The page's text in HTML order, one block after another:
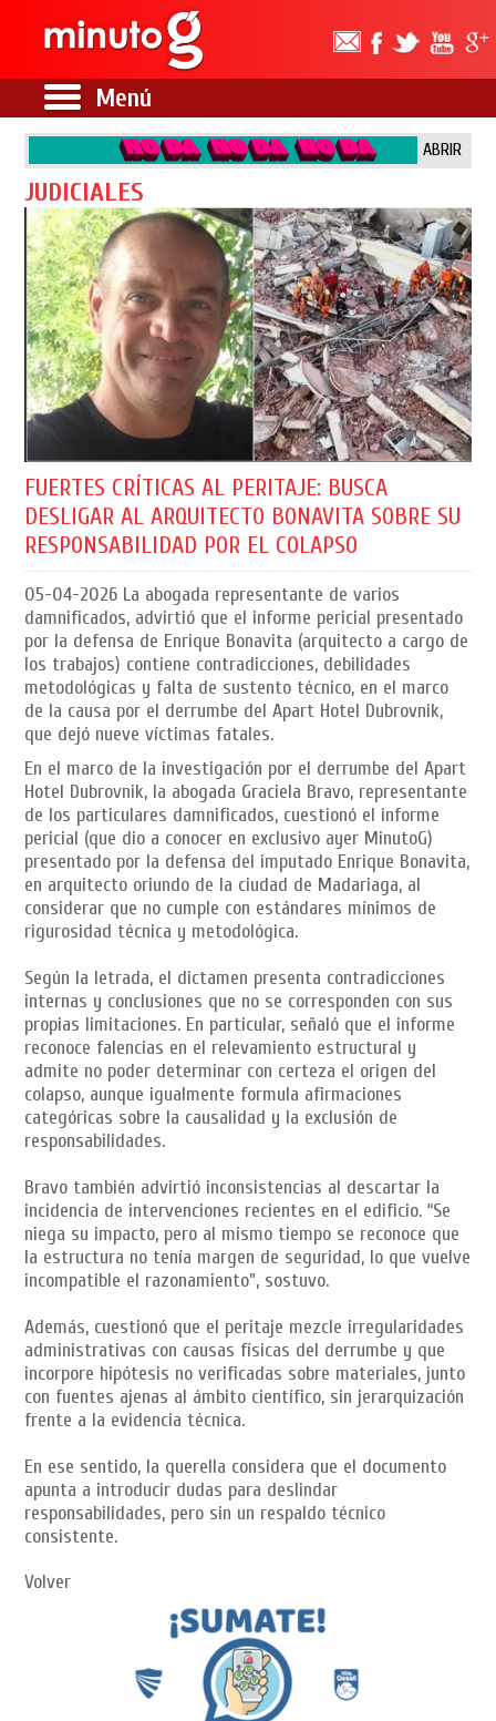
Menú
ABRIR
JUDICIALES
FUERTES CRÍTICAS AL PERITAJE: BUSCA
DESLIGAR AL ARQUITECTO BONAVITA SOBRE SU
RESPONSABILIDAD POR EL COLAPSO
05-04-2026 La abogada representante de varios
damnificados, advirtió que el informe pericial presentado
por la defensa de Enrique Bonavita (arquitecto a cargo de
los trabajos) contiene contradicciones, debilidades
metodológicas y falta de sustento técnico, en el marco
de la causa por el derrumbe del Apart Hotel Dubrovnik,
que dejó nueve víctimas fatales.
En el marco de la investigación por el derrumbe del Apart
Hotel Dubrovnik, la abogada Graciela Bravo, representante
de los particulares damnificados, cuestionó el informe
pericial (que dio a conocer en exclusivo ayer MinutoG)
presentado por la defensa del imputado Enrique Bonavita,
en arquitecto oriundo de la ciudad de Madariaga, al
considerar que no cumple con estándares mínimos de
rigurosidad técnica y metodológica.
Según la letrada, el dictamen presenta contradicciones
internas y conclusiones que no se corresponden con sus
propias limitaciones. En particular, señaló que el informe
reconoce falencias en el relevamiento estructural y
admite no poder determinar con certeza el origen del
colapso, aunque igualmente formula afirmaciones
categóricas sobre la causalidad y la exclusión de
responsabilidades.
Bravo también advirtió inconsistencias al descartar la
incidencia de intervenciones recientes en el edificio. “Se
niega su impacto, pero al mismo tiempo se reconoce que
la estructura no tenía margen de seguridad, lo que vuelve
incompatible el razonamiento”, sostuvo.
Además, cuestionó que el peritaje mezcle irregularidades
administrativas con causas físicas del derrumbe y que
incorpore hipótesis no verificadas sobre materiales, junto
con fuentes ajenas al ámbito científico, sin jerarquización
frente a la evidencia técnica.
En ese sentido, la querella considera que el documento
apunta a introducir dudas para deslindar
responsabilidades, pero sin un respaldo técnico
consistente.
Volver